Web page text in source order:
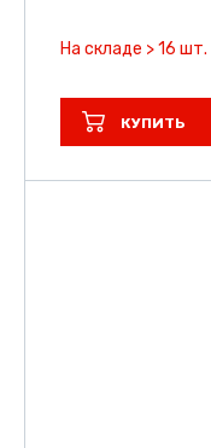
На складе > 16 шт.
КУПИТЬ